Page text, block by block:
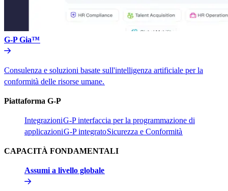
G-P Gia™​​
Consulenza e soluzioni basate sull'intelligenza artificiale per la
conformità delle risorse umane.​​
Piattaforma G-P​​
Integrazioni​​G-P interfaccia per la programmazione di
applicazioni​​G-P integrato​​Sicurezza e Conformità​​
CAPACITÀ FONDAMENTALI​​
Assumi a livello globale​​